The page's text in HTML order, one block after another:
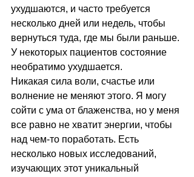
ухудшаются, и часто требуется
несколько дней или недель, чтобы
вернуться туда, где мы были раньше.
У некоторых пациентов состояние
необратимо ухудшается.
Никакая сила воли, счастье или
волнение не меняют этого. Я могу
сойти с ума от блаженства, но у меня
все равно не хватит энергии, чтобы
над чем-то поработать. Есть
несколько новых исследований,
изучающих этот уникальный